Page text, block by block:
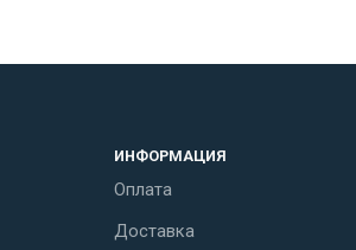
ИНФОРМАЦИЯ
Оплата
Доставка